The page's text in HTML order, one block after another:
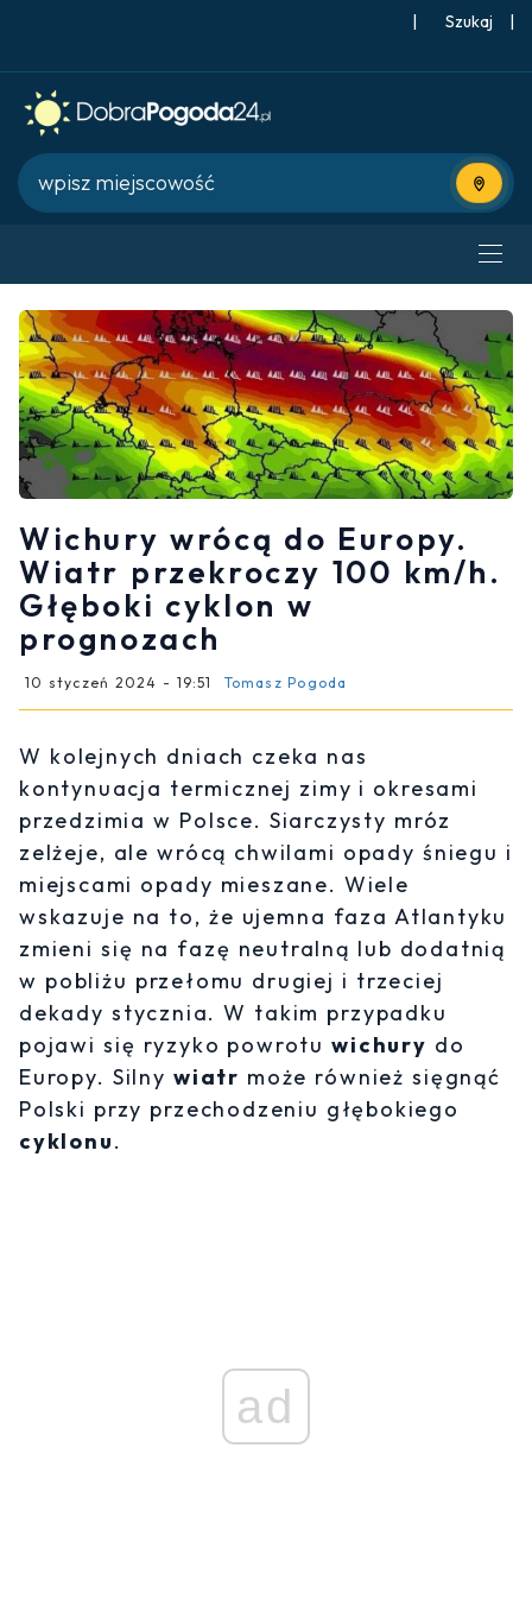
| |
Użyj
Wichury wrócą do Europy.
Wiatr przekroczy 100 km/h.
Głęboki cyklon w
prognozach
10 styczeń 2024 - 19:51 Tomasz Pogoda
W kolejnych dniach czeka nas
kontynuacja termicznej zimy i okresami
przedzimia w Polsce. Siarczysty mróz
zelżeje, ale wrócą chwilami opady śniegu i
miejscami opady mieszane. Wiele
wskazuje na to, że ujemna faza Atlantyku
zmieni się na fazę neutralną lub dodatnią
w pobliżu przełomu drugiej i trzeciej
dekady stycznia. W takim przypadku
pojawi się ryzyko powrotuwichury do
Europy. Silny wiatr może również sięgnąć
Polski przy przechodzeniu głębokiego
cyklonu.
ad